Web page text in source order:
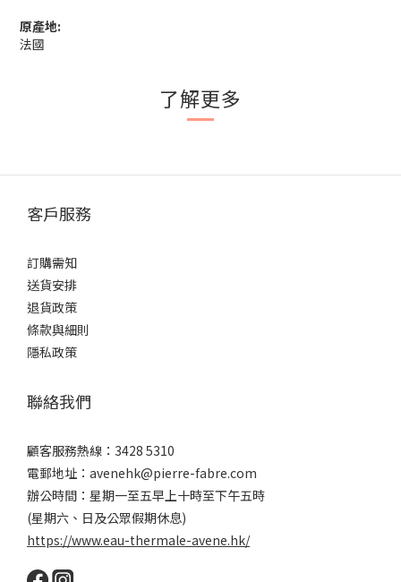
原產地:
法國
了解更多
客戶服務
訂購需知
送貨安排
退貨政策
條款與細則
隱私政策
聯絡我們
顧客服務熱線：3428 5310
電郵地址：avenehk@pierre-fabre.com
辦公時間：星期一至五早上十時至下午五時
(星期六、日及公眾假期休息)
https://www.eau-thermale-avene.hk/